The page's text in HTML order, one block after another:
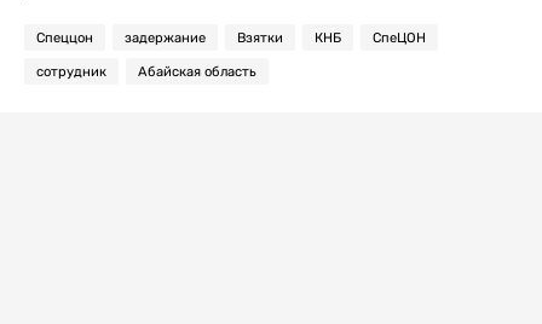
Спеццон задержание Взятки КНБ СпеЦОН
сотрудник Абайская область